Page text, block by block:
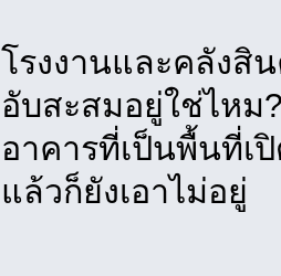
โรงงานและคลังสิ
อับสะสมอยู่ใช่ไหม
อาคารที่เป็นพื้นที่เ
แล้วก็ยังเอาไม่อยู่